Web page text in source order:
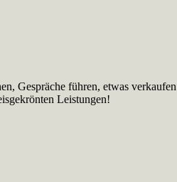
Gespräche führen, etwas
Leistungen!